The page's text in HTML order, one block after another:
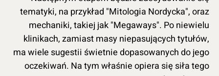
tematyki, na przykład "Mitologia Nordycka", oraz
mechaniki, takiej jak "Megaways". Po niewielu
klinikach, zamiast masy niepasujących tytułów,
ma wiele sugestii świetnie dopasowanych do jego
oczekiwań. Na tym właśnie opiera się siła tego